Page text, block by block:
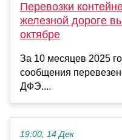
Перевозки
железной дороге
октябре
За 10 месяцев 2025
сообщения
ДФЭ....
19:00, 14 Дек